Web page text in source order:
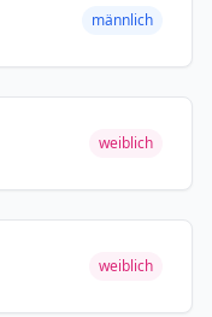
männlich
weiblich
weiblich